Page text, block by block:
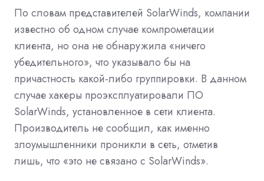
По словам представителей SolarWinds, компании
известно об одном случае компрометации
клиента, но она не обнаружила «ничего
убедительного», что указывало бы на
причастность какой-либо группировки. В данном
случае хакеры проэксплуатировали ПО
SolarWinds, установленное в сети клиента.
Производитель не сообщил, как именно
злоумышленники проникли в сеть, отметив
лишь, что «это не связано с SolarWinds».